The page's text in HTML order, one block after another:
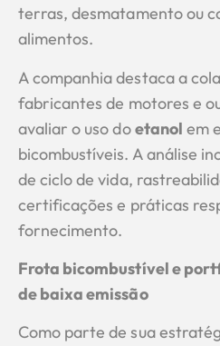
terras, desmatamento ou
alimentos.
A companhia destaca a
fabricantes de motores e
avaliar o uso doetanol em
bicombustíveis. A análise
de ciclo de vida,
certificações e práticas
fornecimento.
Frota bicombustível e
de baixa emissão
Como parte de sua